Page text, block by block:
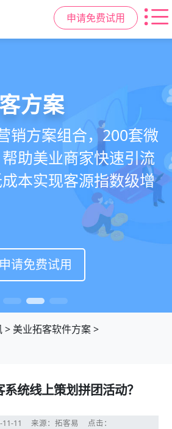
申请免费试用
就用 美盈易
客+私域运营增长方
美业门店拓、留、
申请免费试用
方案
销方案组合，200套微
助美业商家快速引流
本实现客源指数级增
申请免费试用
营scrm
复购到裂变转介绍面
容顾问销售，实现客
申请免费试用
>美业拓客软件方案>
统线上策划拼团活动？
11-11 来源：拓客易 点击：